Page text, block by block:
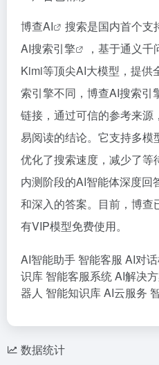
博查AI
搜索是国内首个支
AI搜索引擎
，基于通义
Kimi等顶尖AI大模型，提供
索引擎不同，博查AI搜索引
链接，通过可信的参考来源
易阅读的结论。它支持多
优化了搜索速度，减少了
内测阶段的AI智能体深度回
和深入的答案。目前，博
有VIP模型免费使用。
AI智能助手 智能客服 AI对
识库 智能客服系统AI解决
器人 智能知识库AI云服务
数据统计